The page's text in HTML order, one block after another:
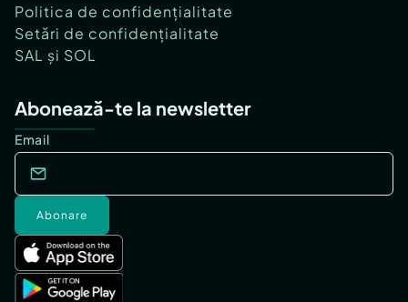
Politica de confidențialitate
Setări de confidențialitate
SAL și SOL
Abonează-te la newsletter
Email
Abonare